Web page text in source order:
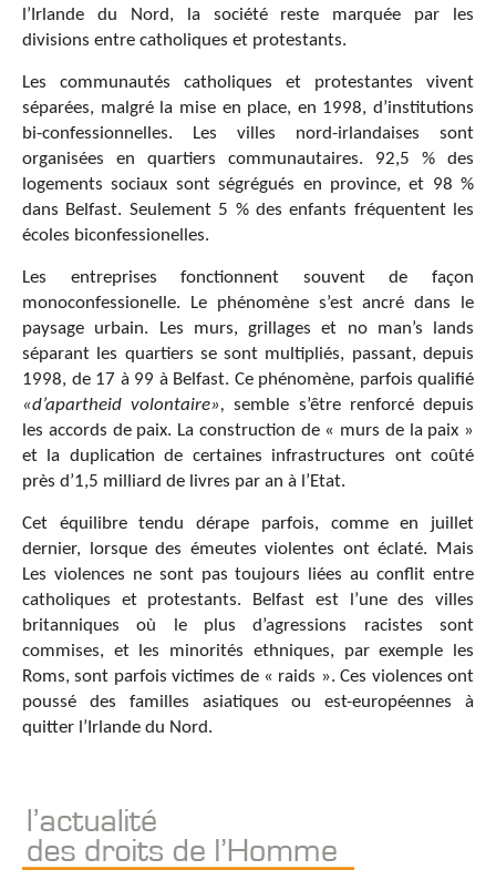
l’Irlande du Nord, la société reste marquée par les
divisions entre catholiques et protestants.
Les communautés catholiques et protestantes vivent
séparées, malgré la mise en place, en 1998, d’institutions
bi-confessionnelles. Les villes nord-irlandaises sont
organisées en quartiers communautaires. 92,5 % des
logements sociaux sont ségrégués en province, et 98 %
dans Belfast. Seulement 5 % des enfants fréquentent les
écoles biconfessionelles.
Les entreprises fonctionnent souvent de façon
monoconfessionelle. Le phénomène s’est ancré dans le
paysage urbain. Les murs, grillages et no man’s lands
séparant les quartiers se sont multipliés, passant, depuis
1998, de 17 à 99 à Belfast. Ce phénomène, parfois qualifié
«d’apartheid volontaire»,semble s’être renforcé depuis
les accords de paix. La construction de « murs de la paix »
et la duplication de certaines infrastructures ont coûté
près d’1,5 milliard de livres par an à l’Etat.
Cet équilibre tendu dérape parfois, comme en juillet
dernier, lorsque des émeutes violentes ont éclaté. Mais
Les violences ne sont pas toujours liées au conflit entre
catholiques et protestants.
Belfast est l’une des villes
britanniques où le plus d’agressions racistes sont
commises, et les minorités ethniques, par exemple les
Roms, sont parfois victimes de « raids ». Ces violences ont
poussé des familles asiatiques ou est-européennes à
quitter l’Irlande du Nord.